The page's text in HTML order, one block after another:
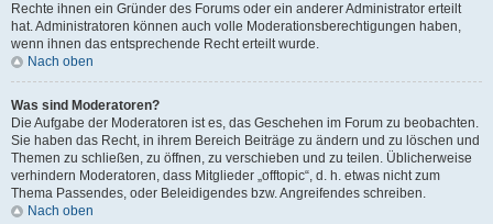
Rechte ihnen ein Gründer des Forums oder ein anderer Administrator erteilt
hat. Administratoren können auch volle Moderationsberechtigungen haben,
wenn ihnen das entsprechende Recht erteilt wurde.
Nach oben
Was sind Moderatoren?
Die Aufgabe der Moderatoren ist es, das Geschehen im Forum zu beobachten.
Sie haben das Recht, in ihrem Bereich Beiträge zu ändern und zu löschen und
Themen zu schließen, zu öffnen, zu verschieben und zu teilen. Üblicherweise
verhindern Moderatoren, dass Mitglieder „offtopic“, d. h. etwas nicht zum
Thema Passendes, oder Beleidigendes bzw. Angreifendes schreiben.
Nach oben